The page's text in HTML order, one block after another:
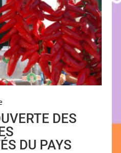
DES
DU PAYS